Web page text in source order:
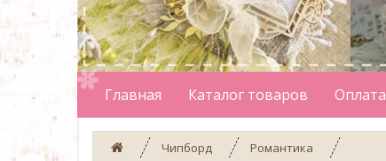
Главная Каталог товаров
Чипборд Романтика